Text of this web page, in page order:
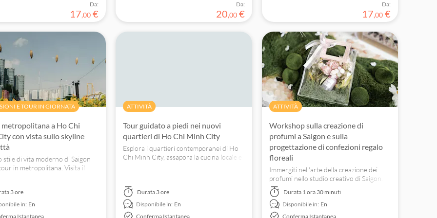
Da:
17,00 €
Da:
20,00 €
Da:
17,00 €
E TOUR IN GIORNATA
metropolitana a Ho Chi
con vista sullo skyline
stile di vita moderno di Saigon
in metropolitana. Visita il
urbani della città. Il tutto con un
in metropolitana.
3 ore
in: En
Istantanea
ATTIVITÀ
Tour guidato a piedi nei nuovi
quartieri di Ho Chi Minh City
Esplora i quartieri contemporanei di Ho
Chi Minh City, assapora la cucina locale e
Durata 3 ore
Disponibile in: En
Conferma Istantanea
ATTIVITÀ
Workshop sulla creazione di
profumi a Saigon e sulla
progettazione di confezioni regalo
floreali
Immergiti nell'arte della creazione dei
profumi nello studio creativo di Saigon.
Crea la tua fragranza esclusiva e progetta
una confezione regalo floreale
personalizzata.
Durata 1 ora 30 minuti
Disponibile in: En
Conferma Istantanea